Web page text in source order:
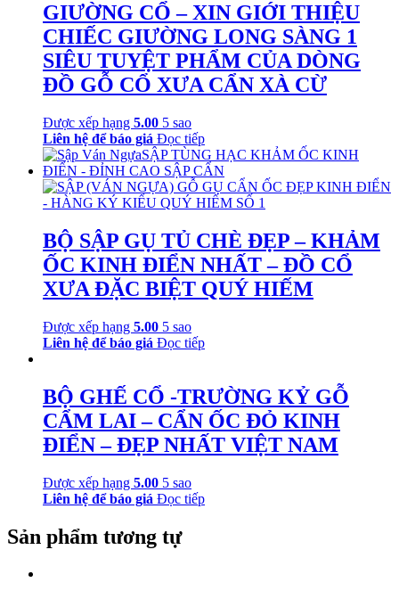
GIƯỜNG CỔ – XIN GIỚI THIỆU
CHIẾC GIƯỜNG LONG SÀNG 1
SIÊU TUYỆT PHẨM CỦA DÒNG
ĐỒ GỖ CỔ XƯA CẨN XÀ CỪ
Được xếp hạng 5.00 5 sao
Liên hệ để báo giá Đọc tiếp
BỘ SẬP GỤ TỦ CHÈ ĐẸP – KHẢM
ỐC KINH ĐIỂN NHẤT – ĐỒ CỔ
XƯA ĐẶC BIỆT QUÝ HIẾM
Được xếp hạng 5.00 5 sao
Liên hệ để báo giá Đọc tiếp
BỘ GHẾ CỔ -TRƯỜNG KỶ GỖ
CẨM LAI – CẨN ỐC ĐỎ KINH
ĐIỂN – ĐẸP NHẤT VIỆT NAM
Được xếp hạng 5.00 5 sao
Liên hệ để báo giá Đọc tiếp
Sản phẩm tương tự